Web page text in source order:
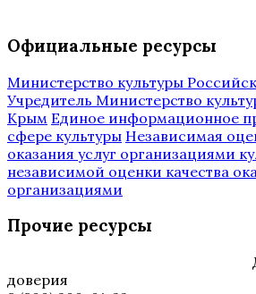
Официальные ресурсы
Министерство культуры
Учредитель Министерство
Крым Единое информационное
сфере культуры Независимая
оказания услуг организациями
независимой оценки качества
организациями
Прочие ресурсы
доверия